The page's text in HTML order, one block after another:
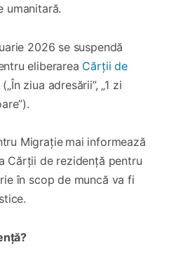
umanitară.
2026 se suspendă
eliberarea Cărții de
ziua adresării”, „1 zi
Migrație mai informează
Cărții de rezidență pentru
în scop de muncă va fi